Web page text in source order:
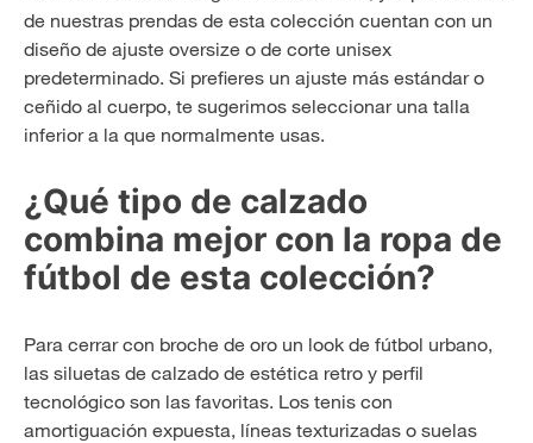
de nuestras prendas de esta colección cuentan con un
diseño de ajuste oversize o de corte unisex
predeterminado. Si prefieres un ajuste más estándar o
ceñido al cuerpo, te sugerimos seleccionar una talla
inferior a la que normalmente usas.
¿Qué tipo de calzado
combina mejor con la ropa de
fútbol de esta colección?
Para cerrar con broche de oro un look de fútbol urbano,
las siluetas de calzado de estética retro y perfil
tecnológico son las favoritas. Los tenis con
amortiguación expuesta, líneas texturizadas o suelas